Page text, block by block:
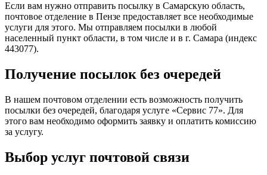
Если вам нужно отправить посылку в Самарскую область,
почтовое отделение в Пензе предоставляет все необходимые
услуги для этого. Мы отправляем посылки в любой
населенный пункт области, в том числе и в г. Самара (индекс
443077).
Получение посылок без очередей
В нашем почтовом отделении есть возможность получить
посылки без очередей, благодаря услуге «Сервис 77». Для
этого вам необходимо оформить заявку и оплатить комиссию
за услугу.
Выбор услуг почтовой связи